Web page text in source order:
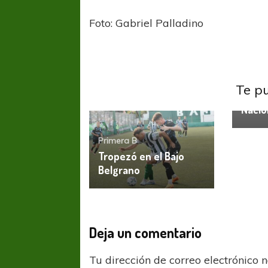
Foto: Gabriel Palladino
Te
Primera B
Tropezó en el Bajo
Belgrano
All
Deja un comentario
Tu dirección de correo electrónico
REGIONAL AMATEUR
Korn